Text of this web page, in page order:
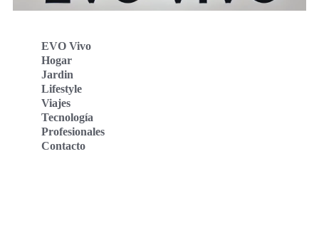
EVO Vivo
Hogar
Jardin
Lifestyle
Viajes
Tecnología
Profesionales
Contacto